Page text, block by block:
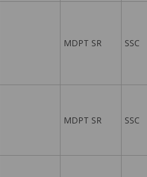
MDPT SR SSC
MDPT SR SSC